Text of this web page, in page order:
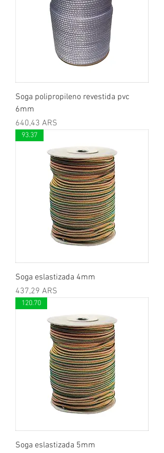
Soga polipropileno revestida pvc
6mm
Precio
640,43 ARS
93.37
Soga eslastizada 4mm
Precio
437,29 ARS
120.70
Soga eslastizada 5mm